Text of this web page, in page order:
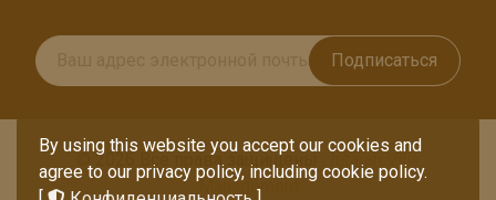
Подписаться
© 2026 Все права защищены .
Intaran Villa
Management
By using this website you accept our cookies and
agree to our privacy policy, including cookie policy.